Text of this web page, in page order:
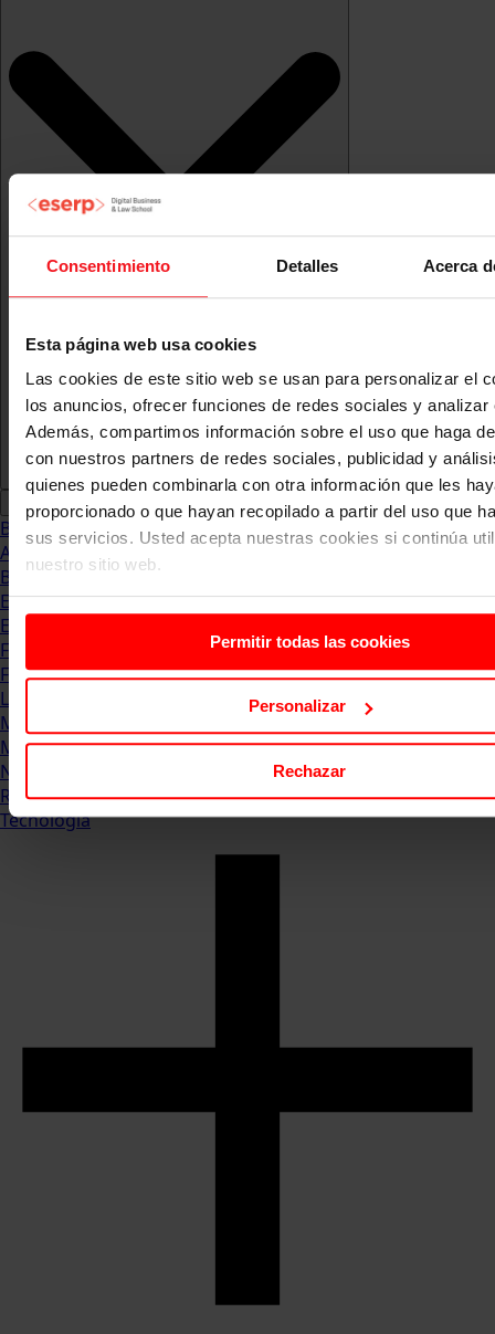
Consentimiento Detalles Acerca
Esta página web usa cookies
Las cookies de este sitio web se usan para personalizar el
los anuncios, ofrecer funciones de redes sociales y analizar
Además, compartimos información sobre el uso que haga
con nuestros partners de redes sociales, publicidad y
quienes pueden combinarla con otra información que les
proporcionado o que hayan recopilado a partir del uso que
sus servicios. Usted acepta nuestras cookies si continúa
nuestro sitio web.
Permitir todas las cookies
Personalizar
Rechazar
Blog
Abogacia
Business
Empleo & Emprendimiento
Empresas
Finanzas
Formación & Estudios
Luxury
Management
Marketing & Comunicación
Negocios
Recursos Humanos
Tecnología